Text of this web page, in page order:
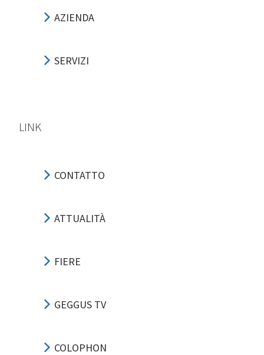
AZIENDA
SERVIZI
LINK
CONTATTO
ATTUALITÀ
FIERE
GEGGUS TV
COLOPHON